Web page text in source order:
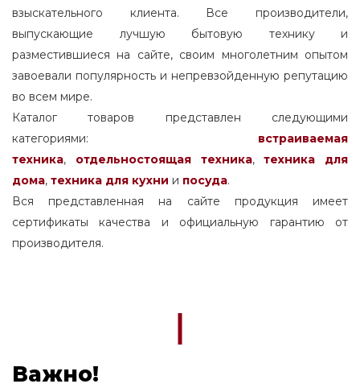
взыскательного клиента. Все производители,
выпускающие лучшую бытовую технику и
разместившиеся на сайте, своим многолетним опытом
завоевали популярность и непревзойденную репутацию
во всем мире.
Каталог товаров представлен следующими
категориями: встраиваемая
техника, отдельностоящаятехника,
техника для
дома, техника для кухни и посуда.
Вся представленная на сайте продукция имеет
сертификаты качества и официальную гарантию от
производителя.
Важно!